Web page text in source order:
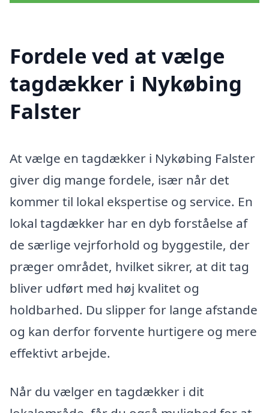
Fordele ved at vælge
tagdækker i Nykøbing
Falster
At vælge en tagdækker i Nykøbing Falster
giver dig mange fordele, især når det
kommer til lokal ekspertise og service. En
lokal tagdækker har en dyb forståelse af
de særlige vejrforhold og byggestile, der
præger området, hvilket sikrer, at dit tag
bliver udført med høj kvalitet og
holdbarhed. Du slipper for lange afstande
og kan derfor forvente hurtigere og mere
effektivt arbejde.
Når du vælger en tagdækker i dit